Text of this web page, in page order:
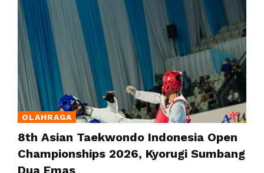
OLAHRAGA
8th Asian Taekwondo Indonesia Open
Championships 2026, Kyorugi Sumbang
Dua Emas